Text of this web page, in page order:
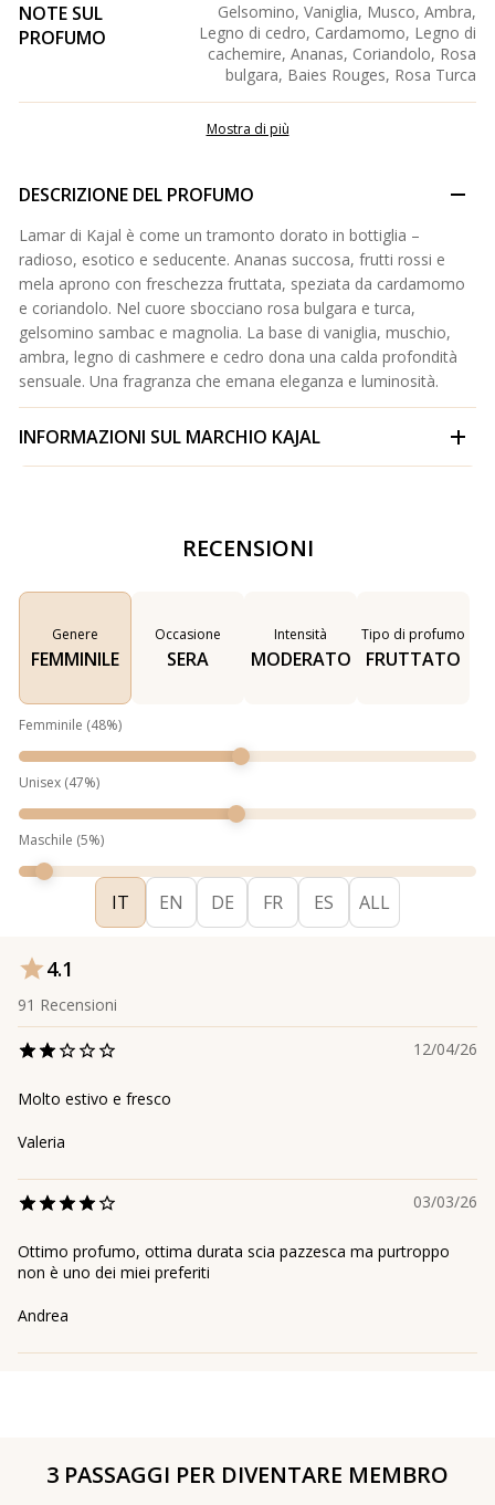
NOTE SUL
PROFUMO
Gelsomino, Vaniglia, Musco, Ambra,
Legno di cedro, Cardamomo, Legno di
cachemire, Ananas, Coriandolo, Rosa
bulgara, Baies Rouges, Rosa Turca
Mostra di più
DESCRIZIONE DEL PROFUMO
Lamar di Kajal è come un tramonto dorato in bottiglia –
radioso, esotico e seducente. Ananas succosa, frutti rossi e
mela aprono con freschezza fruttata, speziata da cardamomo
e coriandolo. Nel cuore sbocciano rosa bulgara e turca,
gelsomino sambac e magnolia. La base di vaniglia, muschio,
ambra, legno di cashmere e cedro dona una calda profondità
sensuale. Una fragranza che emana eleganza e luminosità.
INFORMAZIONI SUL MARCHIO KAJAL
RECENSIONI
Genere
FEMMINILE
Occasione
SERA
Intensità
MODERATO
Tipo di profumo
FRUTTATO
Femminile (48%)
Unisex (47%)
Maschile (5%)
IT EN DE FR ES ALL
4.1
91 Recensioni
12/04/26
Molto estivo e fresco
Valeria
03/03/26
Ottimo profumo, ottima durata scia pazzesca ma purtroppo
non è uno dei miei preferiti
Andrea
3 PASSAGGI PER DIVENTARE MEMBRO